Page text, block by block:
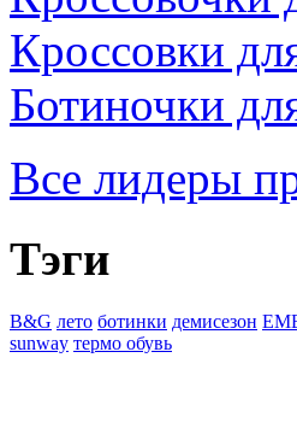
Кроссовки
Ботиночки
Все лидеры
Тэги
B&G лето ботинки демисезон
sunway термо обувь